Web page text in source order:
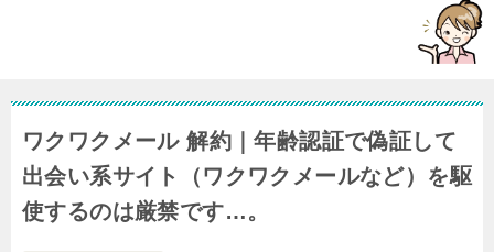
ワクワクメール 解約｜年齢認証で偽証して
出会い系サイト（ワクワクメールなど）を駆
使するのは厳禁です…。